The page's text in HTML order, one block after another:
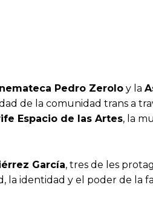
Pedro Zerolo y la
de la comunidad trans a
Espacio de las Artes, la
García, tres de les
la identidad y el poder de la